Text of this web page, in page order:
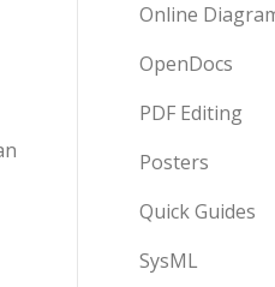
Online
OpenDocs
PDF Editing
Posters
Quick Guides
SysML